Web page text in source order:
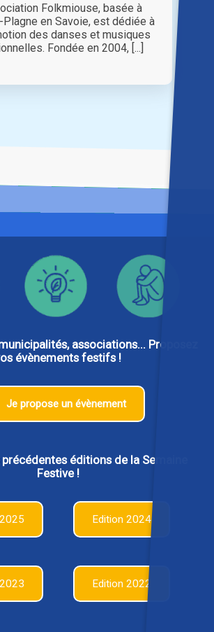
Folkmiouse, basée à
en Savoie, est dédiée à
des danses et musiques
Fondée en 2004, [...]
associations... Proposez
évènements festifs !
Je propose un évènement
éditions de la Semaine
Festive !
Edition 2024
Edition 2022